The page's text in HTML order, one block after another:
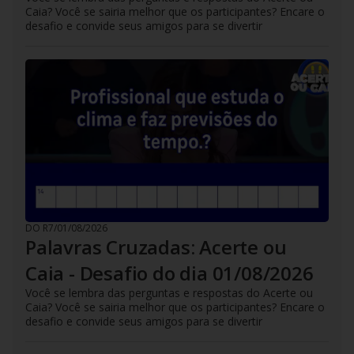
Caia? Você se sairia melhor que os participantes? Encare o
desafio e convide seus amigos para se divertir
DO R7/01/08/2026
Palavras Cruzadas: Acerte ou
Caia - Desafio do dia 01/08/2026
Você se lembra das perguntas e respostas do Acerte ou
Caia? Você se sairia melhor que os participantes? Encare o
desafio e convide seus amigos para se divertir